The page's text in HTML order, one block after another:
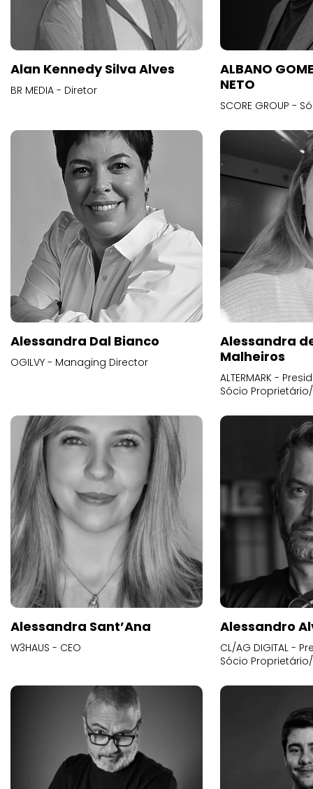
Alan Kennedy Silva Alves
BR MEDIA - Diretor
ALBANO
NETO
SCORE GROUP -
Alessandra Dal Bianco
OGILVY - Managing Director
Alessandra
Malheiros
ALTERMARK -
Sócio
Alessandra Sant’Ana
W3HAUS - CEO
Alessandro
CL/AG DIGITAL -
Sócio